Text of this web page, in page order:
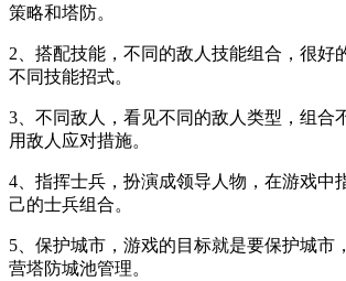
策略和塔防。
2、搭配技能，不同的敌人技能组合，很好
不同技能招式。
3、不同敌人，看见不同的敌人类型，组合
用敌人应对措施。
4、指挥士兵，扮演成领导人物，在游戏中
己的士兵组合。
5、保护城市，游戏的目标就是要保护城市
营塔防城池管理。